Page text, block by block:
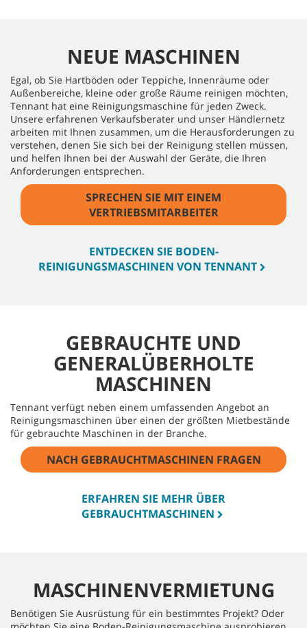
NEUE MASCHINEN
Egal, ob Sie Hartböden oder Teppiche, Innenräume oder
Außenbereiche, kleine oder große Räume reinigen möchten,
Tennant hat eine Reinigungsmaschine für jeden Zweck.
Unsere erfahrenen Verkaufsberater und unser Händlernetz
arbeiten mit Ihnen zusammen, um die Herausforderungen zu
verstehen, denen Sie sich bei der Reinigung stellen müssen,
und helfen Ihnen bei der Auswahl der Geräte, die Ihren
Anforderungen entsprechen.
SPRECHEN SIE MIT EINEM
VERTRIEBSMITARBEITER
ENTDECKEN SIE BODEN-
REINIGUNGSMASCHINEN VON TENNANT
GEBRAUCHTE UND
GENERALÜBERHOLTE
MASCHINEN
Tennant verfügt neben einem umfassenden Angebot an
Reinigungsmaschinen über einen der größten Mietbestände
für gebrauchte Maschinen in der Branche.
NACH GEBRAUCHTMASCHINEN FRAGEN
ERFAHREN SIE MEHR ÜBER
GEBRAUCHTMASCHINEN
MASCHINENVERMIETUNG
Benötigen Sie Ausrüstung für ein bestimmtes Projekt? Oder